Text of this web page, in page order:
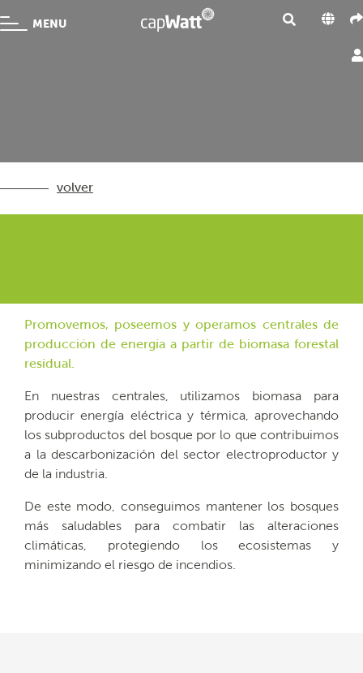
MENU
volver
Promovemos, poseemos y operamos centrales de
producción de energía a partir de biomasa forestal
residual.
En nuestras centrales, utilizamos biomasa para
producir energía eléctrica y térmica, aprovechando
los subproductos del bosque por lo que contribuimos
a la descarbonización del sector electroproductor y
de la industria.
De este modo, conseguimos mantener los bosques
más saludables para combatir las alteraciones
climáticas, protegiendo los ecosistemas y
minimizando el riesgo de incendios.